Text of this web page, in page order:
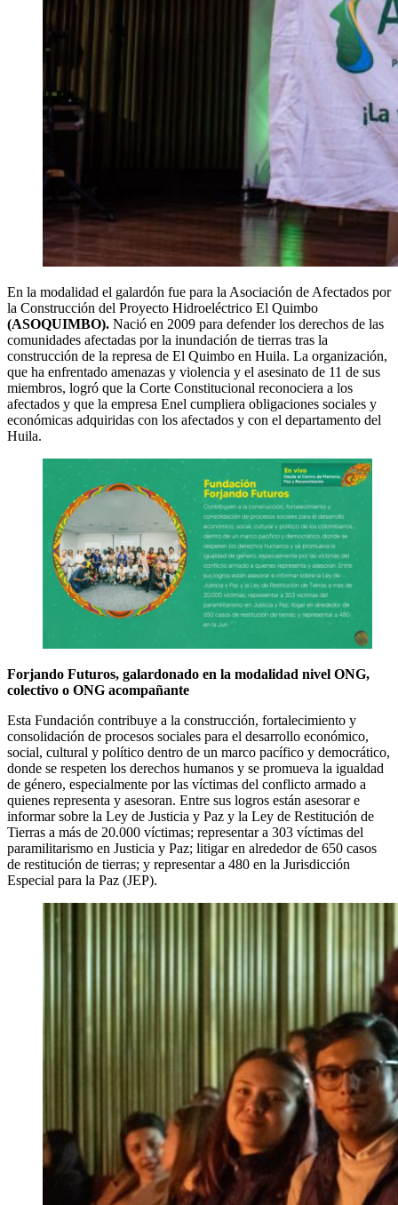
En la modalidad el galardón fue para la Asociación de Afectados por
la Construcción del Proyecto Hidroeléctrico El Quimbo
(ASOQUIMBO). Nació en 2009 para defender los derechos de las
comunidades afectadas por la inundación de tierras tras la
construcción de la represa de El Quimbo en Huila. La organización,
que ha enfrentado amenazas y violencia y el asesinato de 11 de sus
miembros, logró que la Corte Constitucional reconociera a los
afectados y que la empresa Enel cumpliera obligaciones sociales y
económicas adquiridas con los afectados y con el departamento del
Huila.
Forjando Futuros, galardonado en la modalidad nivel ONG,
colectivo o ONG acompañante
Esta Fundación contribuye a la construcción, fortalecimiento y
consolidación de procesos sociales para el desarrollo económico,
social, cultural y político dentro de un marco pacífico y democrático,
donde se respeten los derechos humanos y se promueva la igualdad
de género, especialmente por las víctimas del conflicto armado a
quienes representa y asesoran. Entre sus logros están asesorar e
informar sobre la Ley de Justicia y Paz y la Ley de Restitución de
Tierras a más de 20.000 víctimas; representar a 303 víctimas del
paramilitarismo en Justicia y Paz; litigar en alrededor de 650 casos
de restitución de tierras; y representar a 480 en la Jurisdicción
Especial para la Paz (JEP).